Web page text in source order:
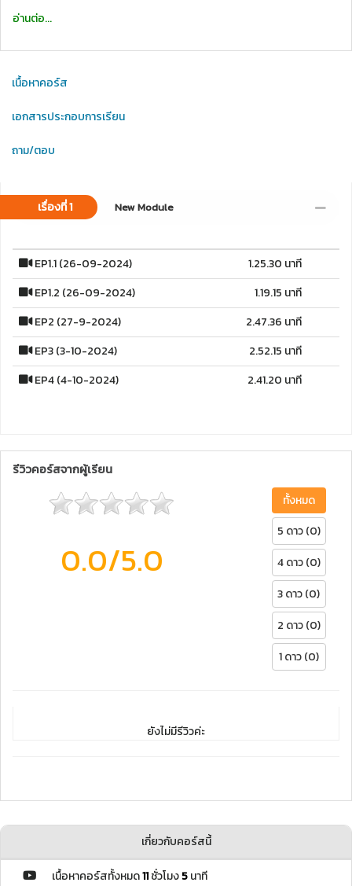
อ่านต่อ...
เนื้อหาคอร์ส
เอกสารประกอบการเรียน
ถาม/ตอบ
เรื่องที่ 1 New Module
EP1.1 (26-09-2024)
1.25.30 นาที
EP1.2 (26-09-2024)
1.19.15 นาที
EP2 (27-9-2024)
2.47.36 นาที
EP3 (3-10-2024)
2.52.15 นาที
EP4 (4-10-2024)
2.41.20 นาที
รีวิวคอร์สจากผู้เรียน
0.0/5.0
ทั้งหมด
5 ดาว (0)
4 ดาว (0)
3 ดาว (0)
2 ดาว (0)
1 ดาว (0)
ยังไม่มีรีวิวค่ะ
เกี่ยวกับคอร์สนี้
เนื้อหาคอร์สทั้งหมด11ชั่วโมง5นาที